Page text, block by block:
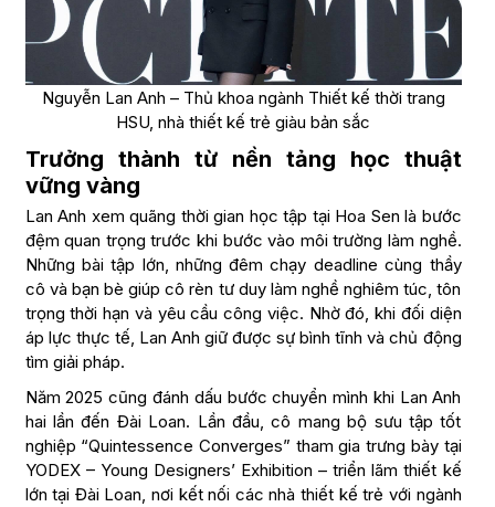
Nguyễn Lan Anh – Thủ khoa ngành Thiết kế thời trang
HSU, nhà thiết kế trẻ giàu bản sắc
Trưởng thành từ nền tảng học thuật
vững vàng
Lan Anh xem quãng thời gian học tập tại Hoa Sen là bước
đệm quan trọng trước khi bước vào môi trường làm nghề.
Những bài tập lớn, những đêm chạy deadline cùng thầy
cô và bạn bè giúp cô rèn tư duy làm nghề nghiêm túc, tôn
trọng thời hạn và yêu cầu công việc. Nhờ đó, khi đối diện
áp lực thực tế, Lan Anh giữ được sự bình tĩnh và chủ động
tìm giải pháp.
Năm 2025 cũng đánh dấu bước chuyển mình khi Lan Anh
hai lần đến Đài Loan. Lần đầu, cô mang bộ sưu tập tốt
nghiệp “Quintessence Converges” tham gia trưng bày tại
YODEX – Young Designers’ Exhibition – triển lãm thiết kế
lớn tại Đài Loan, nơi kết nối các nhà thiết kế trẻ với ngành